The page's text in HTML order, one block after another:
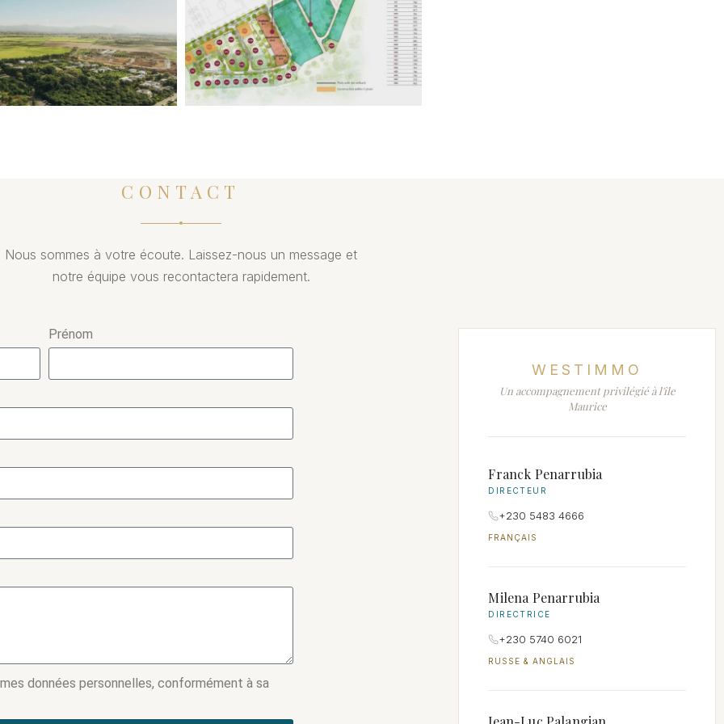
CONTACT
Nous sommes à votre écoute. Laissez-nous un message et
notre équipe vous recontactera rapidement.
Prénom
données personnelles, conformément à sa
WESTIMMO
Un accompagnement privilégié à l'île
Maurice
Franck Penarrubia
DIRECTEUR
+230 5483 4666
FRANÇAIS
Milena Penarrubia
DIRECTRICE
+230 5740 6021
RUSSE & ANGLAIS